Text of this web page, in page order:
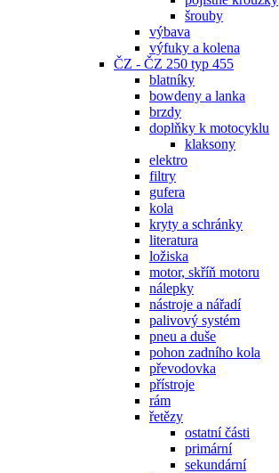
šrouby
výbava
výfuky a kolena
ČZ - ČZ 250 typ 455
blatníky
bowdeny a lanka
brzdy
doplňky k motocyklu
klaksony
elektro
filtry
gufera
kola
kryty a schránky
literatura
ložiska
motor, skříň motoru
nálepky
nástroje a nářadí
palivový systém
pneu a duše
pohon zadního kola
převodovka
přístroje
rám
řetězy
ostatní části
primární
sekundární